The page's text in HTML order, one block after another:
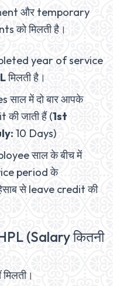
और temporary
को मिलती है।
year of service
मिलती है।
साल में दो बार आपके
जाती हैं (1st
10 Days)
साल के बीच में
period के
से leave credit की
(Salary कितनी